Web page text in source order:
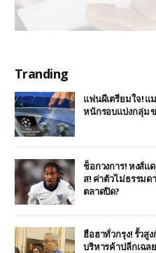
Tranding
แฟนผีเตรียมใจ! แ
หนักรอบแบ่งกลุ่ม
ช็อกวงการ! หงส์แ
ส! ค่าตัวไม่ธรรม
ตลาดปิด?
ฮือฮาทั่วกรุง! รั้วสู
บริหารค้าปลีกเฉล